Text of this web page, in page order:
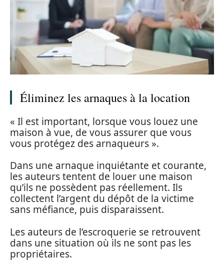
Éliminez les arnaques à la location
« Il est important, lorsque vous louez une
maison à vue, de vous assurer que vous
vous protégez des arnaqueurs ».
Dans une arnaque inquiétante et courante,
les auteurs tentent de louer une maison
qu’ils ne possèdent pas réellement. Ils
collectent l’argent du dépôt de la victime
sans méfiance, puis disparaissent.
Les auteurs de l’escroquerie se retrouvent
dans une situation où ils ne sont pas les
propriétaires.